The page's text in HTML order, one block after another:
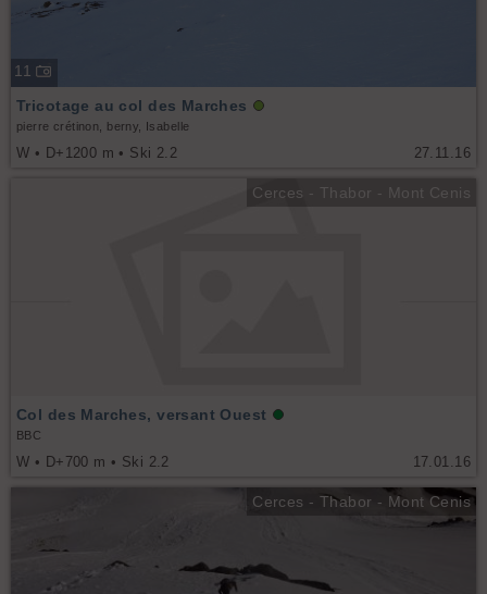
11
27.11.16
Tricotage au col des Marches
pierre crétinon, berny, Isabelle
W • D+1200 m • Ski 2.2
Cerces - Thabor - Mont Cenis
17.01.16
Col des Marches, versant Ouest
BBC
W • D+700 m • Ski 2.2
Cerces - Thabor - Mont Cenis